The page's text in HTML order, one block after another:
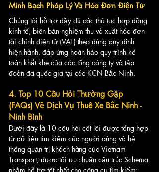
Minh Bạch Pháp Lý Và Hóa Đơn Điện Tử
Chúng tôi hỗ trợ đầy đủ các thủ tục hợp đồng
kinh tế, biên bản nghiệm thu và xuất hóa đơn
tài chính điện tử (VAT) theo đúng quy định
hiện hành, đáp ứng hoàn hảo quy trình kế
toán khắt khe của các tổng công ty và tập
đoàn đa quốc gia tại các KCN Bắc Ninh.
4. Top 10 Câu Hỏi Thường Gặp
(FAQs) Về Dịch Vụ Thuê Xe Bắc Ninh -
Ninh Bình
Dưới đây là 10 câu hỏi cốt lõi được tổng hợp
từ dữ liệu tìm kiếm của người dùng và hệ
thống quản trị khách hàng của Vietnam
Transport, được tối ưu chuẩn cấu trúc Schema
nhằm hỗ trợ tốt nhất cho công cụ tìm kiếm: